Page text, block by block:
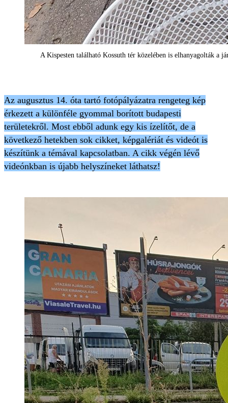
A Kispesten található Kossuth tér közelében is elhanyagolták a
Az augusztus 14. óta tartó fotópályázatra rengeteg kép
érkezett a különféle gyommal borított budapesti
területekről. Most ebből adunk egy kis ízelítőt, de a
következő hetekben sok cikket, képgalériát és videót is
készítünk a témával kapcsolatban. A cikk végén lévő
videónkban is újabb helyszíneket láthatsz!